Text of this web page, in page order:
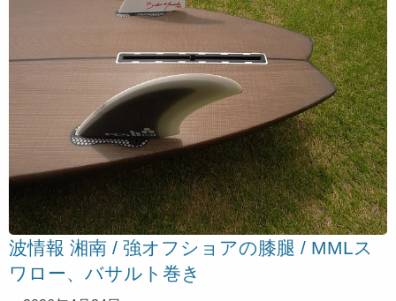
波情報 湘南 / 強オフショアの膝腿 / MMLス
ワロー、バサルト巻き